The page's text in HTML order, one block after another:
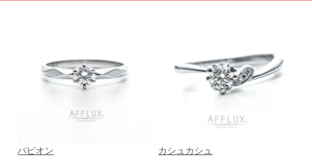
パピオン カシュカシュ